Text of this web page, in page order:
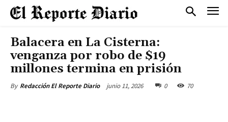
Balacera en La Cisterna:
venganza por robo de $19
millones termina en prisión
By Redacción El Reporte Diario junio 11, 2026 0 70